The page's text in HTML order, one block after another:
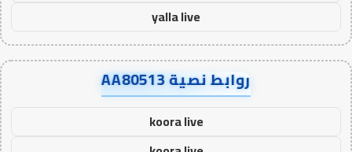
yalla live
روابط نصية AA80513
koora live